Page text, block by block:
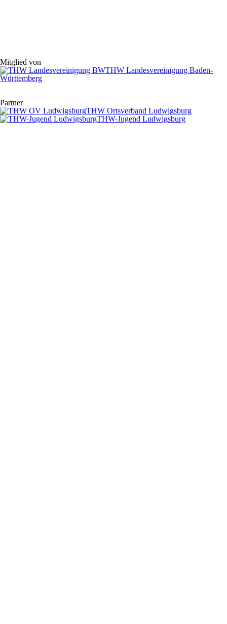
Mitglied von
THW Landesvereinigung Baden-
Württemberg
Partner
THW Ortsverband Ludwigsburg
THW-Jugend Ludwigsburg